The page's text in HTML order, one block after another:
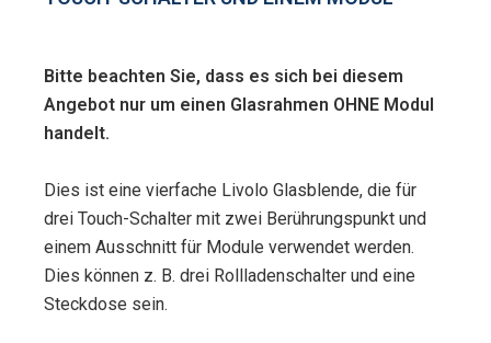
Bitte beachten Sie, dass es sich bei diesem
Angebot nur um einen Glasrahmen OHNE Modul
handelt.
Dies ist eine vierfache Livolo Glasblende, die für
drei Touch-Schalter mit zwei Berührungspunkt und
einem Ausschnitt für Module verwendet werden.
Dies können z. B. drei Rollladenschalter und eine
Steckdose sein.